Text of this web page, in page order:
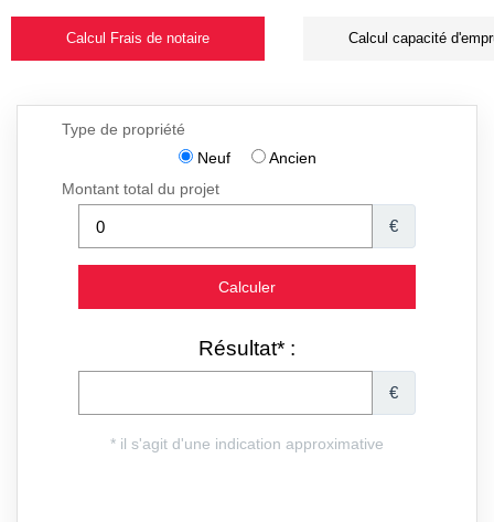
Calcul Frais de notaire Calcul capacité